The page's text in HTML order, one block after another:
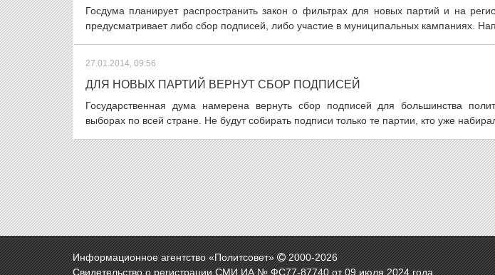
Госдума планирует распространить закон о фильтрах для новых партий и на
предусматривает либо сбор подписей, либо участие в муниципальных кампаниях.
27.01.2014, 09:56
ДЛЯ НОВЫХ ПАРТИЙ ВЕРНУТ СБОР ПОДПИСЕЙ
Государственная дума намерена вернуть сбор подписей для большинства
выборах по всей стране. Не будут собирать подписи только те партии, кто уже
Информационное агентство «Политсовет» 2000-2026
Свидетельство о регистрации СМИ ИА № ФС77-87740 от 09 июля 2024 года.